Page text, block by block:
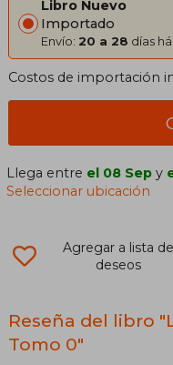
Libro Nuevo
Importado
Envío: 20 a 28 días
Costos de importación
Llega entre el 08 Sep y
Seleccionar ubicación
Agregar a lista de
deseos
Reseña del libro
Tomo 0"